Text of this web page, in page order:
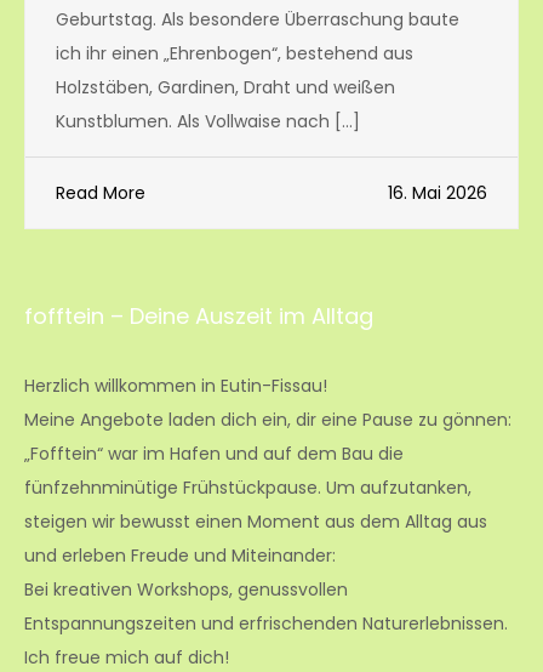
Geburtstag. Als besondere Überraschung baute
ich ihr einen „Ehrenbogen“, bestehend aus
Holzstäben, Gardinen, Draht und weißen
Kunstblumen. Als Vollwaise nach […]
Read More 16. Mai 2026
fofftein – Deine Auszeit im Alltag
Herzlich willkommen in Eutin-Fissau!
Meine Angebote laden dich ein, dir eine Pause zu gönnen:
„Fofftein“ war im Hafen und auf dem Bau die
fünfzehnminütige Frühstückpause. Um aufzutanken,
steigen wir bewusst einen Moment aus dem Alltag aus
und erleben Freude und Miteinander:
Bei kreativen Workshops, genussvollen
Entspannungszeiten und erfrischenden Naturerlebnissen.
Ich freue mich auf dich!